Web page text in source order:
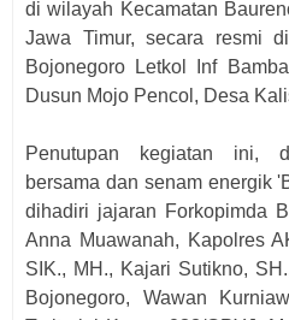
di wilayah Kecamatan
Jawa Timur, secara resmi
Bojonegoro Letkol Inf
Dusun Mojo Pencol, Desa
Penutupan kegiatan ini,
bersama dan senam energik
dihadiri jajaran Forkopimda
Anna Muawanah, Kapolres
SIK., MH., Kajari Sutikno,
Bojonegoro, Wawan